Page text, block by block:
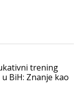
trening
BiH: Znanje kao